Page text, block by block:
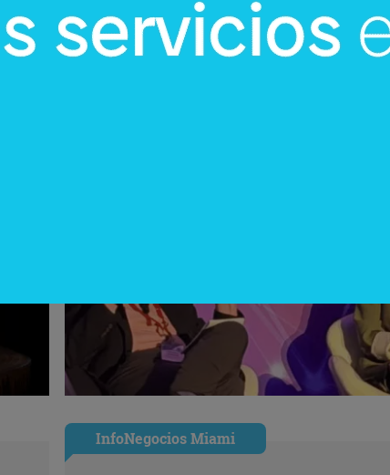
multi cross + eventos)
InfoNegocios Miami